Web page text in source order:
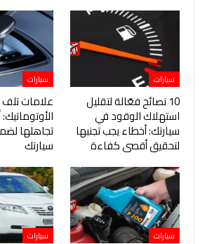
سيارات
10 نصائح فعّالة لتقليل
استهلاك الوقود في
سيارتك: أخطاء يجب تجنبها
لتحقيق أقصى كفاءة
سيارات
علامات
تجاهلها
سيارتك
سيارات سيارات